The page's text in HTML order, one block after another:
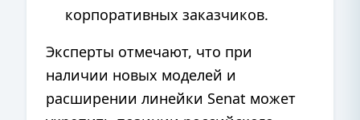
корпоративных заказчиков.
Эксперты отмечают, что при
наличии новых моделей и
расширении линейки Senat может